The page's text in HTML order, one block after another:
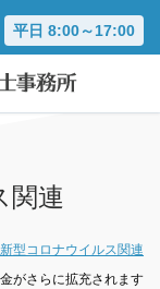
平日 8:00～17:00
関連
新型コロナウイルス関連
がさらに拡充されます